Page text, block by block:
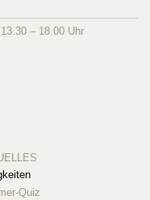
– 18.00 Uhr
Quiz